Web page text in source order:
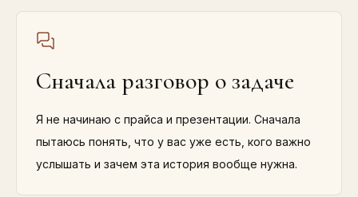
Сначала разговор о задаче
Я не начинаю с прайса и презентации. Сначала
пытаюсь понять, что у вас уже есть, кого важно
услышать и зачем эта история вообще нужна.